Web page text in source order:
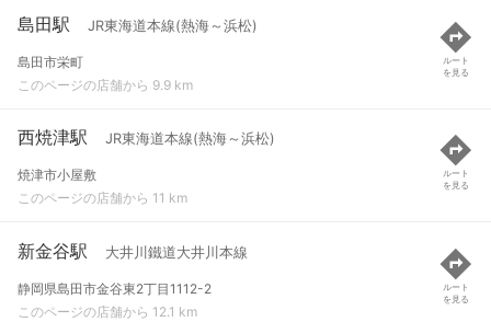
島田駅 JR東海道本線(熱海～浜松)
島田市栄町
このページの店舗から 9.9 km
ルート
を見る
西焼津駅 JR東海道本線(熱海～浜松)
焼津市小屋敷
このページの店舗から 11 km
ルート
を見る
新金谷駅 大井川鐵道大井川本線
静岡県島田市金谷東2丁目1112-2
このページの店舗から 12.1 km
ルート
を見る